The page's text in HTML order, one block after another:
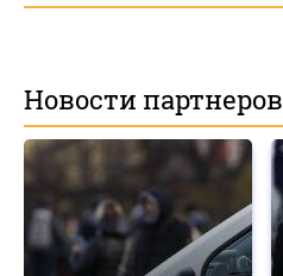
Новости партнеров